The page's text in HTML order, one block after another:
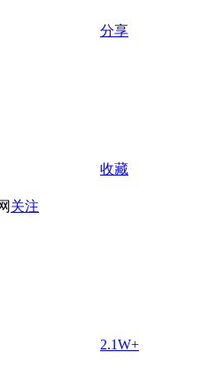
分享
收藏
关注
2.1W+